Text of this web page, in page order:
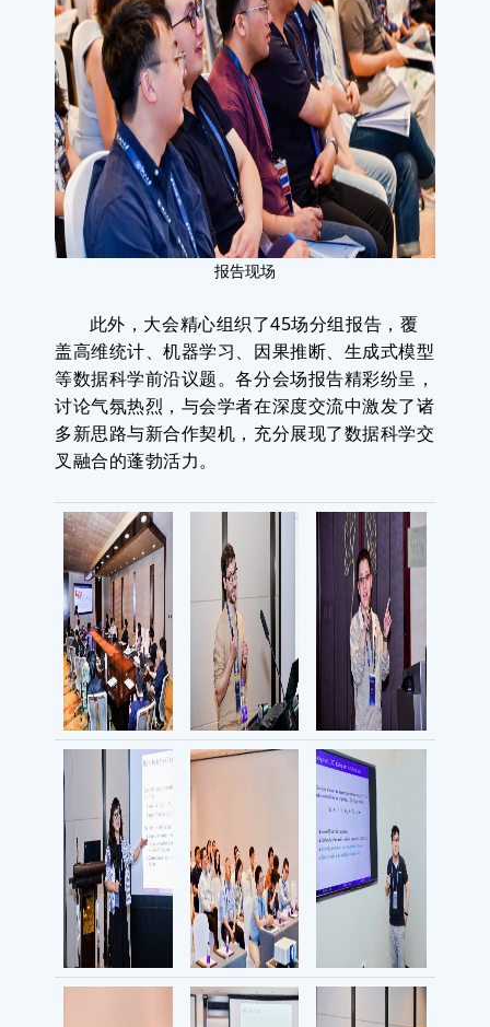
报告现场
此外，大会精心组织了45场分组报告，覆
盖高维统计、机器学习、因果推断、生成式模型
等数据科学前沿议题。各分会场报告精彩纷呈，
讨论气氛热烈，与会学者在深度交流中激发了诸
多新思路与新合作契机，充分展现了数据科学交
叉融合的蓬勃活力。